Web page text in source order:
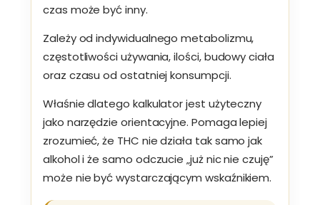
czas może być inny.
Zależy od indywidualnego metabolizmu,
częstotliwości używania, ilości, budowy ciała
oraz czasu od ostatniej konsumpcji.
Właśnie dlatego kalkulator jest użyteczny
jako narzędzie orientacyjne. Pomaga lepiej
zrozumieć, że THC nie działa tak samo jak
alkohol i że samo odczucie „już nic nie czuję”
może nie być wystarczającym wskaźnikiem.